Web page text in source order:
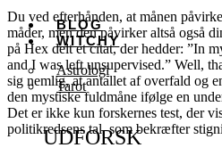
BLOG
WITCHY
Astrologi
Tarot
UDFORSK
Du ved efterhånden, at månen
måder, men den påvirker altså også
på Hex delt et citat, der hedder: ”In
and I was left unsupervised.” Well,
sig nemlig, at antallet af overfald og
den mystiske fuldmåne ifølge en
Det er ikke kun forskernes test, der
politikredsens tal, som bekræfter